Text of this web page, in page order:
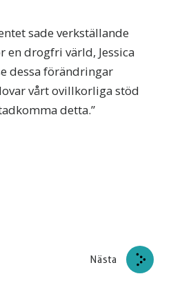
sade verkställande
en drogfri värld, Jessica
dessa förändringar
vårt ovillkorliga stöd
detta.”
Nästa